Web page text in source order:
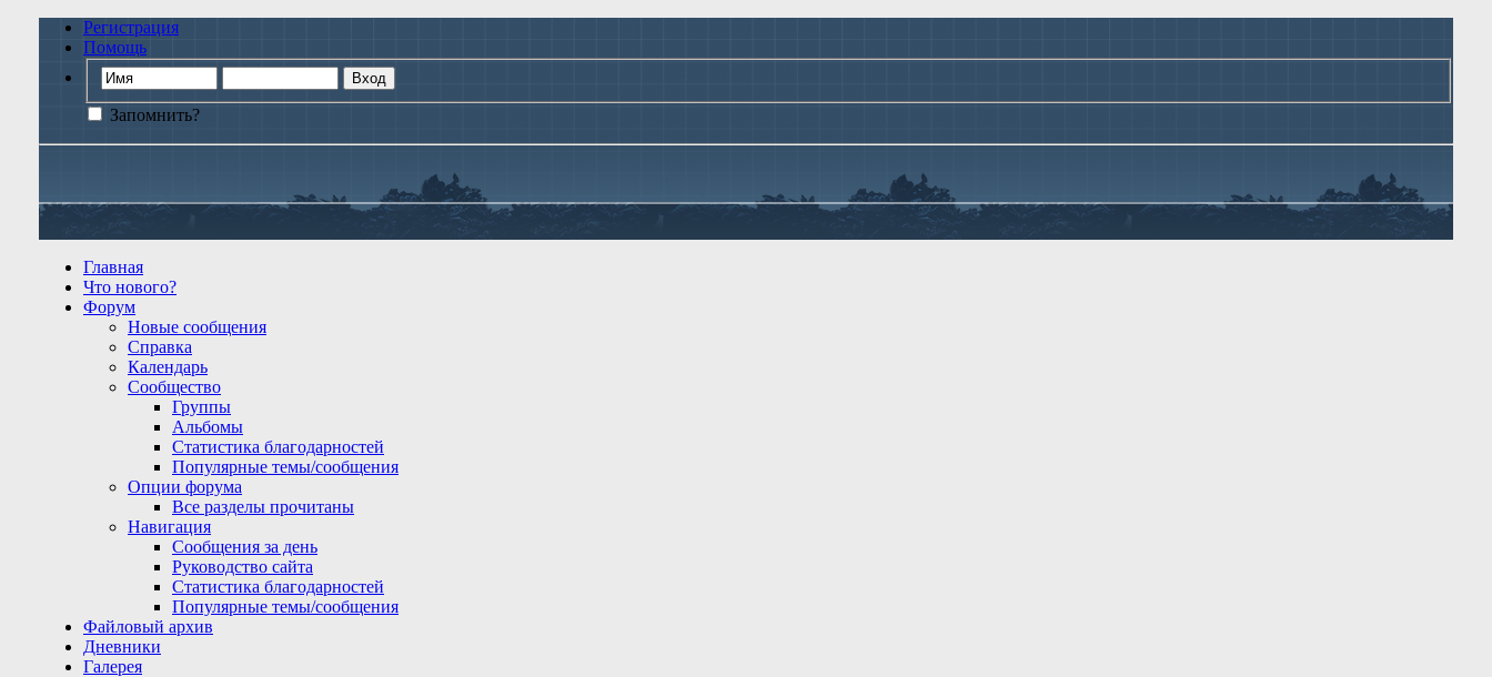
Регистрация
Помощь
Запомнить?
Главная
Что нового?
Форум
Новые сообщения
Справка
Календарь
Сообщество
Группы
Альбомы
Статистика благодарностей
Популярные темы/сообщения
Опции форума
Все разделы прочитаны
Навигация
Сообщения за день
Руководство сайта
Статистика благодарностей
Популярные темы/сообщения
Файловый архив
Дневники
Галерея